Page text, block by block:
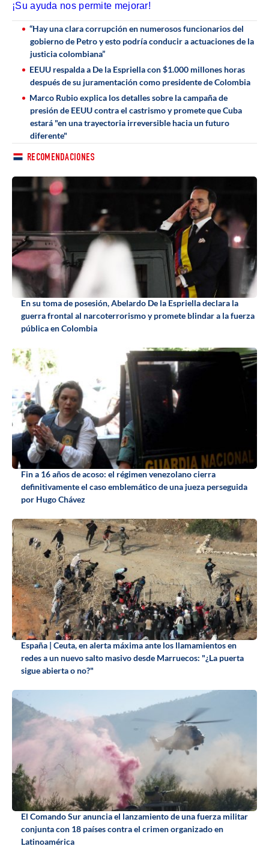
¡Su ayuda nos permite mejorar!
“Hay una clara corrupción en numerosos funcionarios del
gobierno de Petro y esto podría conducir a actuaciones de la
justicia colombiana”
EEUU respalda a De la Espriella con $1.000 millones horas
después de su juramentación como presidente de Colombia
Marco Rubio explica los detalles sobre la campaña de
presión de EEUU contra el castrismo y promete que Cuba
estará "en una trayectoria irreversible hacia un futuro
diferente"
RECOMENDACIONES
En su toma de posesión, Abelardo De la Espriella declara la
guerra frontal al narcoterrorismo y promete blindar a la fuerza
pública en Colombia
Fin a 16 años de acoso: el régimen venezolano cierra
definitivamente el caso emblemático de una jueza perseguida
por Hugo Chávez
España | Ceuta, en alerta máxima ante los llamamientos en
redes a un nuevo salto masivo desde Marruecos: "¿La puerta
sigue abierta o no?"
El Comando Sur anuncia el lanzamiento de una fuerza militar
conjunta con 18 países contra el crimen organizado en
Latinoamérica